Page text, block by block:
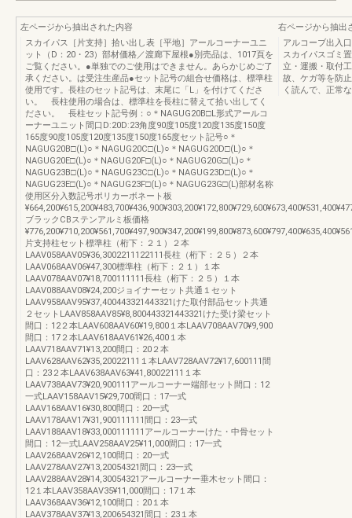
左ページから抽出された内容
スカイパス［片支持］拾い出し表［平地］アールコーナーユニ
ット（D：20・23）部材価格／渡廊下屋根●別売品は、1017頁を
ご覧ください。●単独でのご使用はできません。あらかじめご了
承ください。は受注生産品●セット記号の組合せ価格は、標準柱
使用です。長柱のセット記号は、末尾に「L」を付けてくださ
い。 長柱使用の場合は、標準柱を長柱に替えて拾い出してく
ださい。 長柱セット記号例：○＊NAGUG20B□L形式アールコ
ーナーユニット間口D:20D:23角度90度105度120度135度150度
165度90度105度120度135度150度165度セット記号○＊
NAGUG20B□(L)○＊NAGUG20C□(L)○＊NAGUG20D□(L)○＊
NAGUG20E□(L)○＊NAGUG20F□(L)○＊NAGUG20G□(L)○＊
NAGUG23B□(L)○＊NAGUG23C□(L)○＊NAGUG23D□(L)○＊
NAGUG23E□(L)○＊NAGUG23F□(L)○＊NAGUG23G□(L)部材名称
使用区分入数記号ポリカーボネート板
ブラックCBステンアルミ板価格
片支持柱セット標準柱（桁下：２１）２本
LAAV058AAV05¥36,3002211122111長柱（桁下：２５）２本
LAAV068AAV06¥47,300標準柱（桁下：２１）１本
LAAV078AAV07¥18,700111111長柱（桁下：２５）１本
LAAV088AAV08¥24,200ジョイナーセット共通１セット
LAAV958AAV95¥37,400443321443321けた取付部品セット共通
２セットLAAV858AAV85¥8,800443321443321けた受け梁セット
間口：12２本LAAV608AAV60¥19,800１本LAAV708AAV70¥9,900
間口：17２本LAAV618AAV61¥26,400１本
LAAV718AAV71¥13,200間口：20２本
LAAV628AAV62¥35,20022111１本LAAV728AAV72¥17,600111間
口：23２本LAAV638AAV63¥41,80022111１本
LAAV738AAV73¥20,900111アールコーナー端部セット間口：12
一式LAAV158AAV15¥29,700間口：17一式
LAAV168AAV16¥30,800間口：20一式
LAAV178AAV17¥31,900111111間口：23一式
LAAV188AAV18¥33,000111111アールコーナーけた・中骨セット
間口：12一式LAAV258AAV25¥11,000間口：17一式
LAAV268AAV26¥12,100間口：20一式
LAAV278AAV27¥13,20054321間口：23一式
LAAV288AAV28¥14,30054321アールコーナー垂木セット間口：
12１本LAAV358AAV35¥11,000間口：17１本
LAAV368AAV36¥12,100間口：20１本
LAAV378AAV37¥13,200654321間口：23１本
右ページから抽出
アルコーブ出入
スカイパスゴミ
立・運搬・取付
故、ケガ等を防
く読んで、正常